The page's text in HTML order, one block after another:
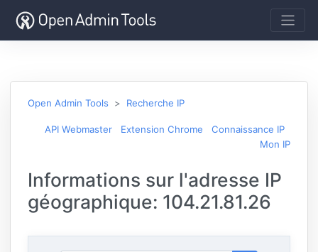
Open Admin Tools Recherche IP
API Webmaster Extension Chrome
Connaissance IP
Mon IP
Informations sur l'adresse IP
géographique: 104.21.81.26